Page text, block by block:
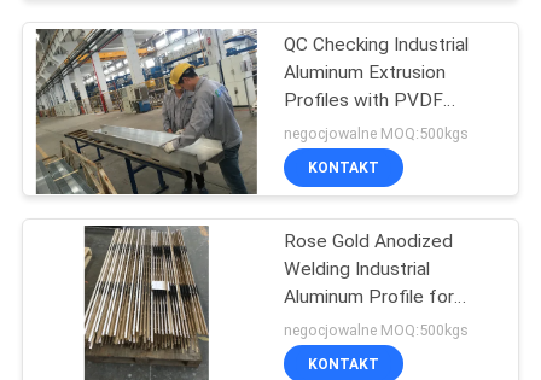
NAS
WYCIECZKA
PO
FABRYCE
KONTROLA
JAKOŚCI
QC Checking Industrial
Aluminum Extrusion
Profiles with PVDF
coating Surface
negocjowalne MOQ:500kgs
KONTAKT
Rose Gold Anodized
Welding Industrial
Aluminum Profile for
Television Frame
negocjowalne MOQ:500kgs
KONTAKT